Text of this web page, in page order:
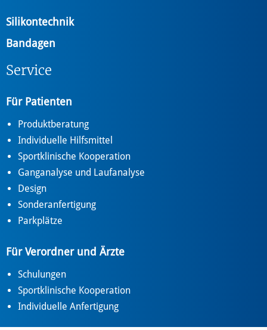
Silikontechnik
Bandagen
Service
Für Patienten
Produktberatung
Individuelle Hilfsmittel
Sportklinische Kooperation
Ganganalyse und Laufanalyse
Design
Sonderanfertigung
Parkplätze
Für Verordner und Ärzte
Schulungen
Sportklinische Kooperation
Individuelle Anfertigung